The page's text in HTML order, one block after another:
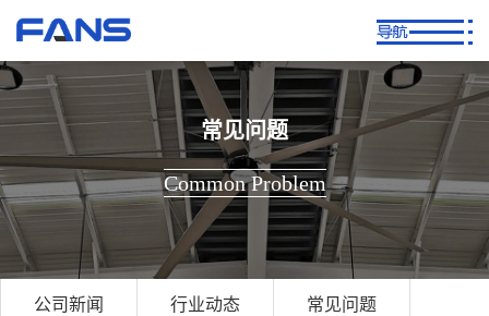
常见问题
Common Problem
公司新闻 行业动态 常见问题